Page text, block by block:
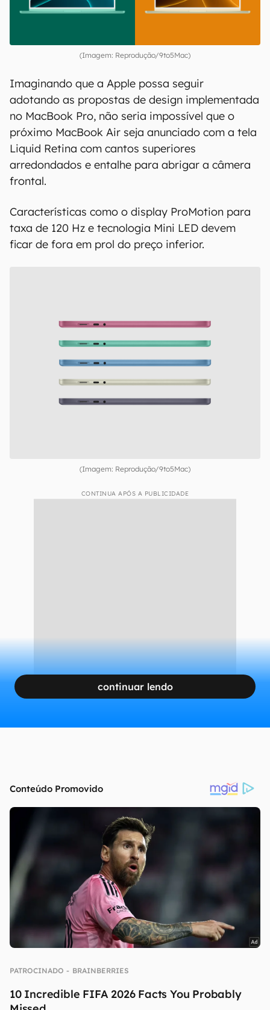
(Imagem: Reprodução/9to5Mac)
Imaginando que a Apple possa seguir
adotando as propostas de design implementada
no MacBook Pro, não seria impossível que o
próximo MacBook Air seja anunciado com a tela
Liquid Retina com cantos superiores
arredondados e entalhe para abrigar a câmera
frontal.
Características como o display ProMotion para
taxa de 120 Hz e tecnologia Mini LED devem
ficar de fora em prol do preço inferior.
(Imagem: Reprodução/9to5Mac)
CONTINUA APÓS A PUBLICIDADE
continuar lendo